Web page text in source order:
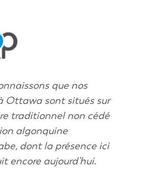
que nos
Ottawa sont situés sur
traditionnel non cédé
algonquine
dont la présence ici
encore aujourd’hui.